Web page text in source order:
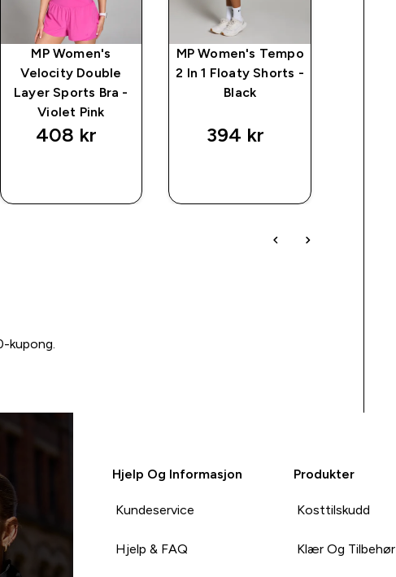
MP Women's
Velocity Double
Layer Sports Bra -
Violet Pink
408 kr‎
MP Women's Tempo
2 In 1 Floaty Shorts -
Black
394 kr‎
kupong.
Hjelp Og Informasjon
Kundeservice
Hjelp & FAQ
Produkter
Kosttilskudd
Klær Og Tilbehør